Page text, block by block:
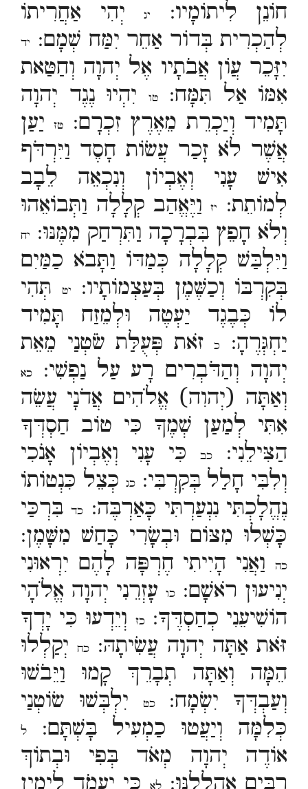
חוֹנֵן לִיתוֹמָיו:
יג
יְהִי אַחֲרִיתוֹ
לְהַכְרִית בְּדוֹר אַחֵר יִמַּח שְׁמָם:
יד
יִזָּכֵר עֲוֹן אֲבֹתָיו אֶל יְהוָה וְחַטַּאת
אִמּוֹ אַל תִּמָּח:טו
יִהְיוּ נֶגֶד יְהוָה
תָּמִיד וְיַכְרֵת מֵאֶרֶץ זִכְרָם:
טזיַעַן
אֲשֶׁר לֹא זָכַר עֲשׂוֹת חָסֶד וַיִּרְדֹּף
אִישׁ עָנִי וְאֶבְיוֹן וְנִכְאֵה לֵבָב
לְמוֹתֵת:
יזוַיֶּאֱהַב קְלָלָה וַתְּבוֹאֵהוּ
וְלֹא חָפֵץ בִּבְרָכָה וַתִּרְחַק מִמֶּנּוּ: יח
וַיִּלְבַּשׁ קְלָלָה כְּמַדּוֹ וַתָּבֹא כַמַּיִם
בְּקִרְבּוֹ וְכַשֶּׁמֶן בְּעַצְמוֹתָיו:
יט
תְּהִי
לוֹ כְּבֶגֶד יַעְטֶה וּלְמֵזַח תָּמִיד
יַחְגְּרֶהָ:
כזֹאת פְּעֻלַּת שֹׂטְנַי מֵאֵת
יְהוָה וְהַדֹּבְרִים רָע עַל נַפְשִׁי:
כא
וְאַתָּה (יְהוִה) אֱלֹהִים אֲדֹנָי עֲשֵׂה
אִתִּי לְמַעַן שְׁמֶךָ כִּי טוֹב חַסְדְּךָ
הַצִּילֵנִי:
כבכִּי עָנִי וְאֶבְיוֹן אָנֹכִי
וְלִבִּי חָלַל בְּקִרְבִּי: כגכְּצֵל כִּנְטוֹתוֹ
נֶהֱלָכְתִּי נִנְעַרְתִּי כָּאַרְבֶּה:
כדבִּרְכַּי
כָּשְׁלוּ מִצּוֹם וּבְשָׂרִי כָּחַשׁ מִשָּׁמֶן:
כה
וַאֲנִי הָיִיתִי חֶרְפָּה לָהֶם יִרְאוּנִי
יְנִיעוּן רֹאשָׁם: כו עָזְרֵנִי יְהוָה אֱלֹהָי
הוֹשִׁיעֵנִי כְחַסְדֶּךָ:כז וְיֵדְעוּ כִּי יָדְךָ
זֹּאת אַתָּה יְהוָה עֲשִׂיתָהּ:
כחיְקַלְלוּ
הֵמָּה וְאַתָּה תְבָרֵךְ קָמוּ וַיֵּבֹשׁוּ
וְעַבְדְּךָ יִשְׂמָח:כט
יִלְבְּשׁוּ שׂוֹטְנַי
כְּלִמָּה וְיַעֲטוּ כַמְעִיל בָּשְׁתָּם:
ל
אוֹדֶה יְהוָה מְאֹד בְּפִי וּבְתוֹךְ